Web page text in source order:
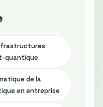
quantique
de la
en entreprise